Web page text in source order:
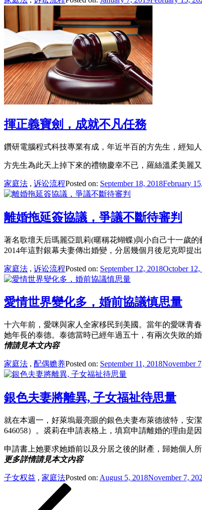
揮正義寶劍，成就不凡任務
鑽研電腦程式科技專業有成，年近半百的方先生，經知
方先生為此天上掉下來的禮物慶幸不已，羅絲溫柔美麗
家庭法 , 诉讼流程Posted on: September 18, 2018February
離婚拖延簽協議，爭議不斷待審判
著名歌壇天后瑪麗亞凱莉(暱稱花蝴蝶)與小自己十一歲
2014年這對銀幕夫妻傳出婚變，分居幾個月後尼克即提
家庭法 , 诉讼流程Posted on: September 12, 2018October 12,
愛情世界變化多，婚前協議慎思量
十六年前，愛咪與家人全家移民到美國。當年的愛咪青
她年長的泰德。泰德當時已經年過五十，有兩次失敗的
情請見本文內容
家庭法 , 配偶赡养Posted on: September 11, 2018November
銀色夫妻將離異, 子女福祉待思量
就在本週一，好萊塢最亮眼的銀色夫妻布萊德彼特，安
646058）。裘莉在申請表格上，填寫申請離婚的理由是
申請書上她要求她婚前以及分居之後的財產，歸她個人
更多詳情請見本文內容
子女权益 , 家庭法Posted on: August 5, 2018November 7,
pagination